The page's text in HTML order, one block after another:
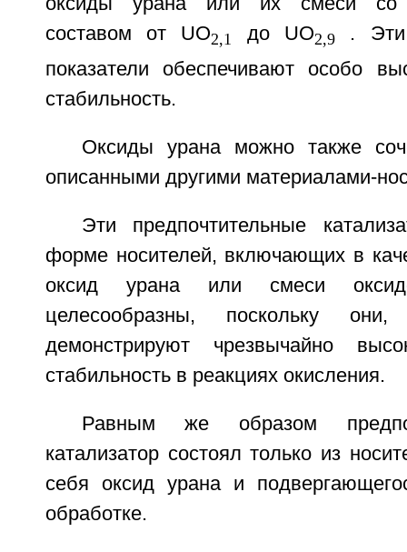
составом от UO2,1 до UO2,9
. Эти
показатели обеспечивают особо
стабильность.
Оксиды урана можно также
описанными другими материалами-
Эти предпочтительные
форме носителей, включающих в
оксид урана или смеси
целесообразны, поскольку
демонстрируют чрезвычайно
стабильность в реакциях окисления.
Равным же образом
катализатор состоял только из
себя оксид урана и
обработке.